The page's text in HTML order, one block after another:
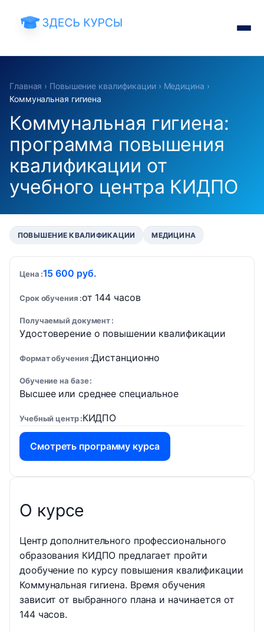
Главная › Повышение квалификации› Медицина ›
Коммунальная гигиена
Коммунальная гигиена:
программа повышения
квалификации от
учебного центра КИДПО
ПОВЫШЕНИЕ КВАЛИФИКАЦИИ МЕДИЦИНА
Цена 15 600 руб.
Срок обучения от 144 часов
Получаемый документ
Удостоверение о повышении квалификации
Формат обучения Дистанционно
Обучение на базе
Высшее или среднее специальное
Учебный центр КИДПО
Смотреть программу курса
О курсе
Центр дополнительного профессионального
образования КИДПО предлагает пройти
дообучение по курсу повышения квалификации
Коммунальная гигиена. Время обучения
зависит от выбранного плана и начинается от
144 часов.